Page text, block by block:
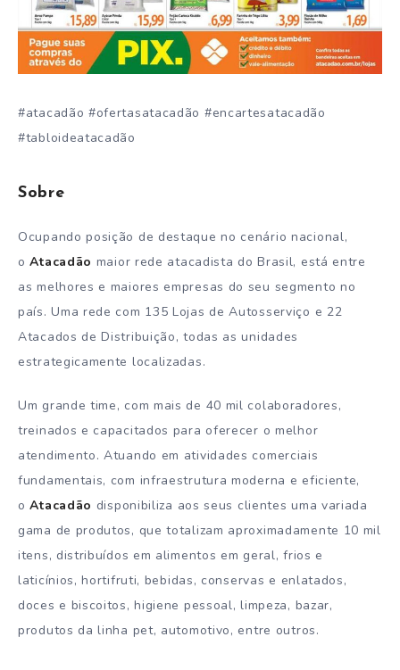
#atacadão #ofertasatacadão #encartesatacadão
#tabloideatacadão
Sobre
Ocupando posição de destaque no cenário nacional,
oAtacadão maior rede atacadista do Brasil, está entre
as melhores e maiores empresas do seu segmento no
país. Uma rede com 135 Lojas de Autosserviço e 22
Atacados de Distribuição, todas as unidades
estrategicamente localizadas.
Um grande time, com mais de 40 mil colaboradores,
treinados e capacitados para oferecer o melhor
atendimento. Atuando em atividades comerciais
fundamentais, com infraestrutura moderna e eficiente,
oAtacadão disponibiliza aos seus clientes uma variada
gama de produtos, que totalizam aproximadamente 10 mil
itens, distribuídos em alimentos em geral, frios e
laticínios, hortifruti, bebidas, conservas e enlatados,
doces e biscoitos, higiene pessoal, limpeza, bazar,
produtos da linha pet, automotivo, entre outros.